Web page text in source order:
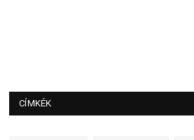
CÍMKÉK